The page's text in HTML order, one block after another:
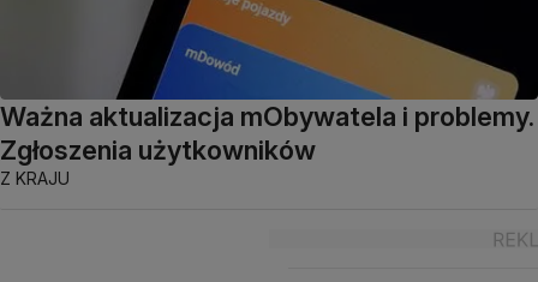
Ważna aktualizacja mObywatela i problemy.
Zgłoszenia użytkowników
Z KRAJU